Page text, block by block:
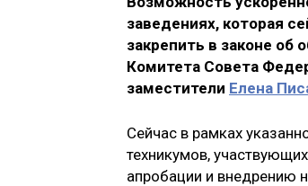
заведениях, которая
закрепить в законе об
Комитета Совета
заместители Елена
Сейчас в рамках
техникумов,
апробации и внедрению